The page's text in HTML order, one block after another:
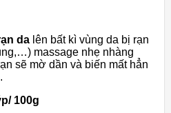
da lên bất kì vùng da bị rạn
massage nhẹ nhàng
sẽ mờ dần và biến mất hẳn
100g